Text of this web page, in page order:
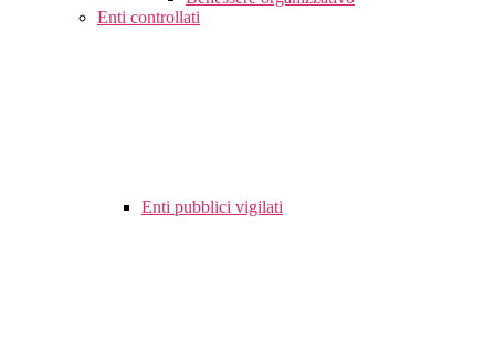
Enti controllati
Enti pubblici vigilati